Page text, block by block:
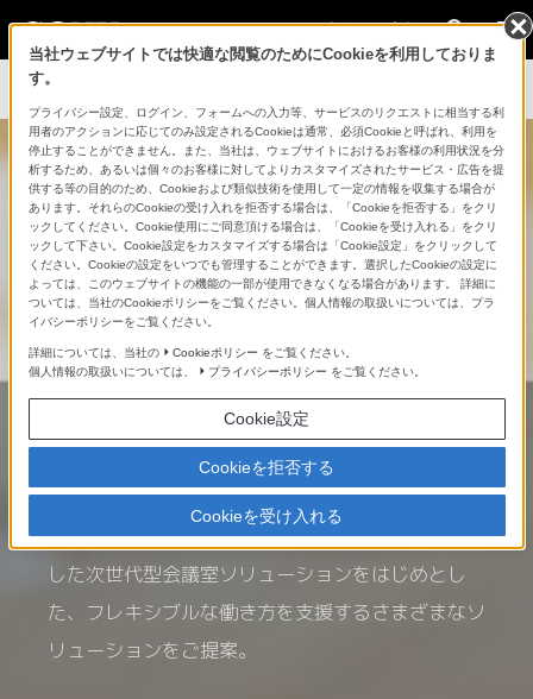
法人のお客様
環境の変化に合わせた、
新しい体験価値の創出
多様なワークスタイルやコミュニケーションに合わ
せてより適切なオフィス環境整備への対応がますま
す加速しつつあります。
ソニーは、対面とオンライン両方のスタイルに対応
した次世代型会議室ソリューションをはじめとし
た、 フレキシブルな働き方を支援するさまざまなソ
リューションをご提案。
当社ウェブサイトでは快適な閲覧のためにCookieを利用しておりま
す。
プライバシー設定、ログイン、フォームへの入力等、サービスのリクエストに相当する利
用者のアクションに応じてのみ設定されるCookieは通常、必須Cookieと呼ばれ、利用を
停止することができません。また、当社は、ウェブサイトにおけるお客様の利用状況を分
析するため、あるいは個々のお客様に対してよりカスタマイズされたサービス・広告を提
供する等の目的のため、Cookieおよび類似技術を使用して一定の情報を収集する場合が
あります。それらのCookieの受け入れを拒否する場合は、「Cookieを拒否する」をクリ
ックしてください。Cookie使用にご同意頂ける場合は、「Cookieを受け入れる」をクリ
ックして下さい。Cookie設定をカスタマイズする場合は「Cookie設定」をクリックして
ください。Cookieの設定をいつでも管理することができます。選択したCookieの設定に
よっては、このウェブサイトの機能の一部が使用できなくなる場合があります。 詳細に
ついては、当社のCookieポリシーをご覧ください。個人情報の取扱いについては、プラ
イバシーポリシーをご覧ください。
詳細については、当社の Cookieポリシー をご覧ください。
個人情報の取扱いについては、
プライバシーポリシー をご覧ください。
Cookie設定
Cookieを拒否する
Cookieを受け入れる